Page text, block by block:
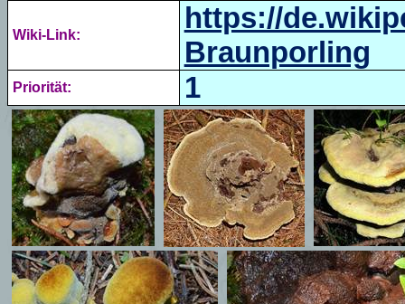
Wiki-Link:
https://
Braunporling
Priorität: 1